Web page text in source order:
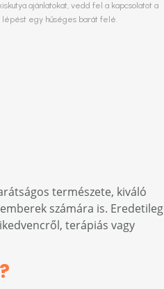
ajánlatokat, vedd fel a kapcsolatot a
lépést egy hűséges barát felé.
természete, kiváló
számára is. Eredetileg
terápiás vagy